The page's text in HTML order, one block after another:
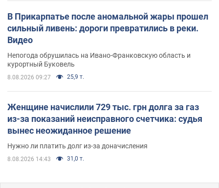
В Прикарпатье после аномальной жары прошел
сильный ливень: дороги превратились в реки.
Видео
Непогода обрушилась на Ивано-Франковскую область и
курортный Буковель
8.08.2026 09:27 25,9 т.
Женщине начислили 729 тыс. грн долга за газ
из-за показаний неисправного счетчика: судья
вынес неожиданное решение
Нужно ли платить долг из-за доначисления
8.08.2026 14:43 31,0 т.